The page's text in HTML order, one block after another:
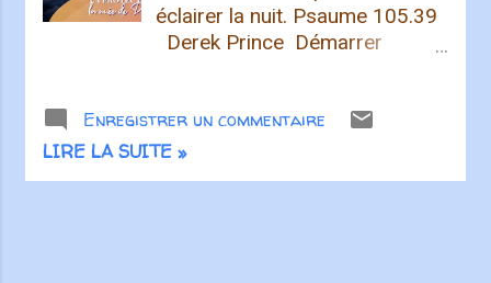
éclairer la nuit. Psaume 105.39
Derek Prince Démarrer
Enregistrer un commentaire
LIRE LA SUITE »